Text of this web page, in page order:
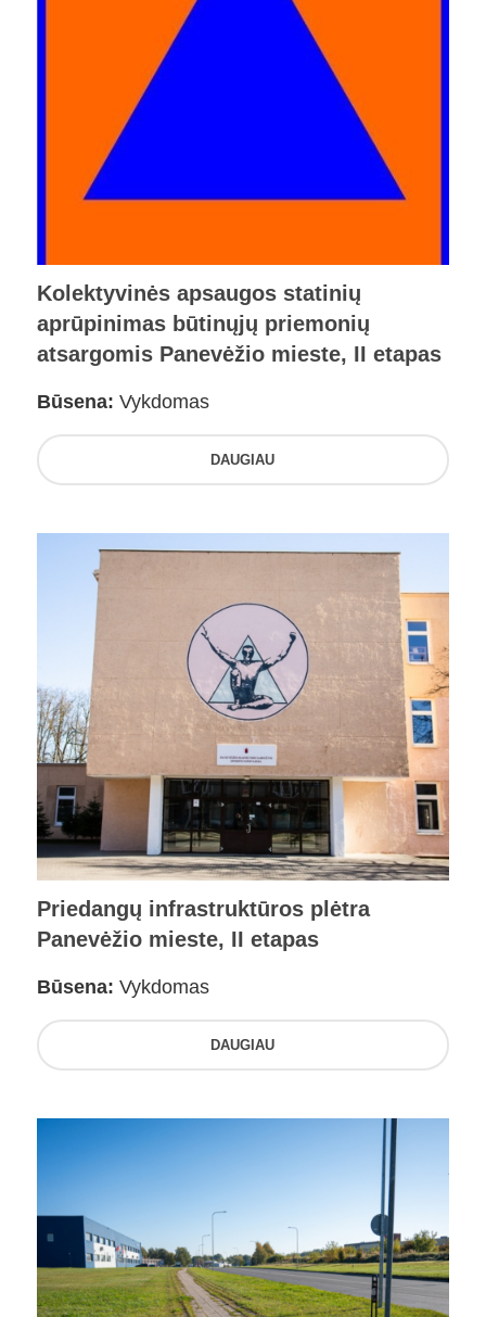
Kolektyvinės apsaugos statinių
aprūpinimas būtinųjų priemonių
atsargomis Panevėžio mieste, II etapas
Būsena: Vykdomas
DAUGIAU
Priedangų infrastruktūros plėtra
Panevėžio mieste, II etapas
Būsena: Vykdomas
DAUGIAU